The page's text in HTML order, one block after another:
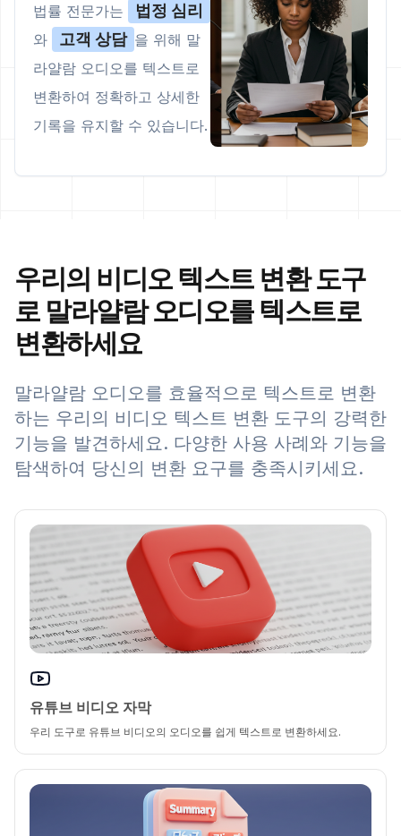
법률 전문가는 법정 심리
와 고객 상담 을 위해 말
라얄람 오디오를 텍스트로
변환하여 정확하고 상세한
기록을 유지할 수 있습니다.
우리의 비디오 텍스트 변환 도구
로 말라얄람 오디오를 텍스트로
변환하세요
말라얄람 오디오를 효율적으로 텍스트로 변환
하는 우리의 비디오 텍스트 변환 도구의 강력한
기능을 발견하세요. 다양한 사용 사례와 기능을
탐색하여 당신의 변환 요구를 충족시키세요.
유튜브 비디오 자막
우리 도구로 유튜브 비디오의 오디오를 쉽게 텍스트로 변환하세요.